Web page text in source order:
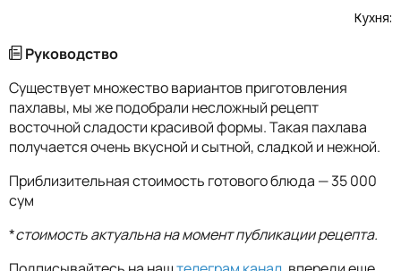
Кухня:
Руководство
Существует множество вариантов приготовления
пахлавы, мы же подобрали несложный рецепт
восточной сладости красивой формы. Такая пахлава
получается очень вкусной и сытной, сладкой и нежной.
Приблизительная стоимость готового блюда — 35 000
сум
*стоимость актуальна на момент публикации рецепта.